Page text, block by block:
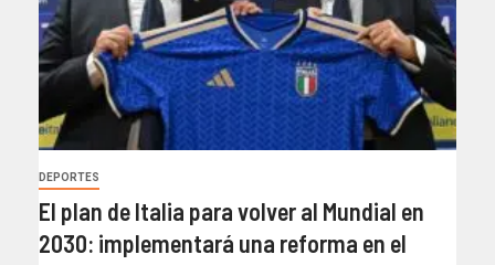
DEPORTES
El plan de Italia para volver al Mundial en
2030: implementará una reforma en el